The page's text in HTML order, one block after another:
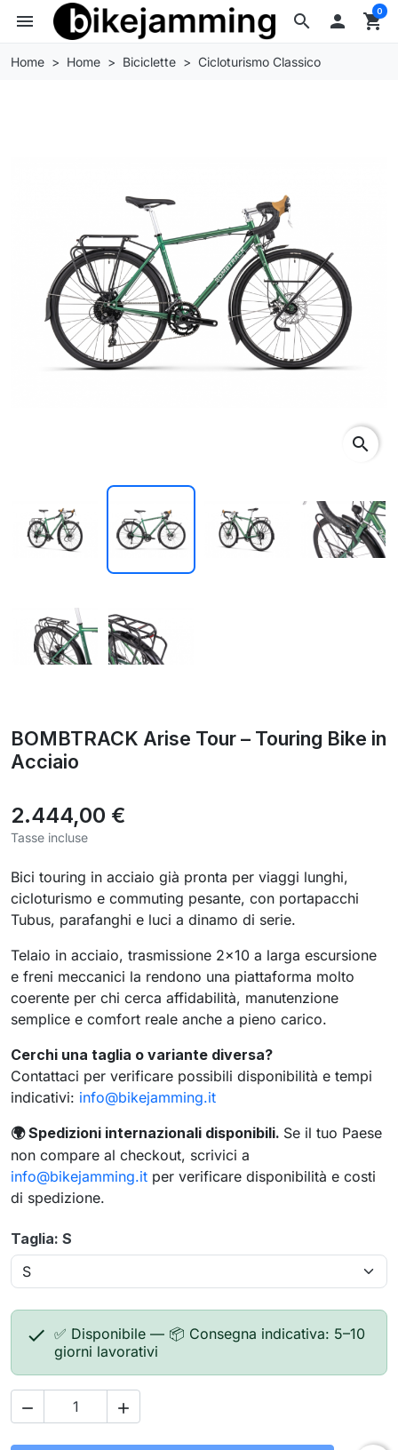
search
menu  shopping_cart
0
Home Home Biciclette Cicloturismo Classico
search
BOMBTRACK Arise Tour – Touring Bike in
Acciaio
2.444,00 €
Tasse incluse
Bici touring in acciaio già pronta per viaggi lunghi,
cicloturismo e commuting pesante, con portapacchi
Tubus, parafanghi e luci a dinamo di serie.
Telaio in acciaio, trasmissione 2×10 a larga escursione
e freni meccanici la rendono una piattaforma molto
coerente per chi cerca affidabilità, manutenzione
semplice e comfort reale anche a pieno carico.
Cerchi una taglia o variante diversa?
Contattaci per verificare possibili disponibilità e tempi
indicativi: info@bikejamming.it
🌍Spedizioni internazionali disponibili. Se il tuo Paese
non compare al checkout, scrivici a
info@bikejamming.it per verificare disponibilità e costi
di spedizione.
Taglia: S
 ✅ Disponibile — 📦 Consegna indicativa: 5–10
giorni lavorativi
 